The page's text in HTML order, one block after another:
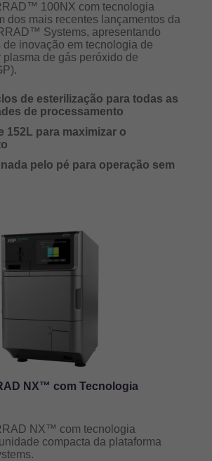
100NX com tecnologia
dos mais recentes lançamentos da
Systems, apresentando
de inovação em tecnologia de
de gás peróxido de
de esterilização para todas as
de processamento
152L para maximizar o
pelo pé para operação sem
NX™ com Tecnologia
NX™ com tecnologia
compacta da plataforma